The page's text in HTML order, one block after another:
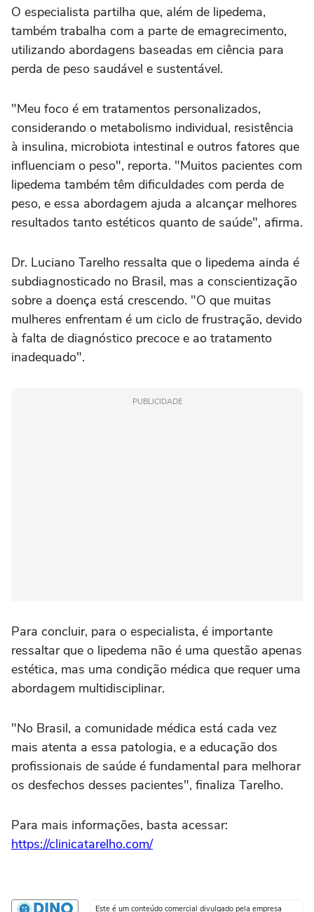
O especialista partilha que, além de lipedema,
também trabalha com a parte de emagrecimento,
utilizando abordagens baseadas em ciência para
perda de peso saudável e sustentável.
"Meu foco é em tratamentos personalizados,
considerando o metabolismo individual, resistência
à insulina, microbiota intestinal e outros fatores que
influenciam o peso", reporta. "Muitos pacientes com
lipedema também têm dificuldades com perda de
peso, e essa abordagem ajuda a alcançar melhores
resultados tanto estéticos quanto de saúde", afirma.
Dr. Luciano Tarelho ressalta que o lipedema ainda é
subdiagnosticado no Brasil, mas a conscientização
sobre a doença está crescendo. "O que muitas
mulheres enfrentam é um ciclo de frustração, devido
à falta de diagnóstico precoce e ao tratamento
inadequado".
PUBLICIDADE
Para concluir, para o especialista, é importante
ressaltar que o lipedema não é uma questão apenas
estética, mas uma condição médica que requer uma
abordagem multidisciplinar.
"No Brasil, a comunidade médica está cada vez
mais atenta a essa patologia, e a educação dos
profissionais de saúde é fundamental para melhorar
os desfechos desses pacientes", finaliza Tarelho.
Para mais informações, basta acessar:
https://clinicatarelho.com/
Este é um conteúdo comercial divulgado pela empresa